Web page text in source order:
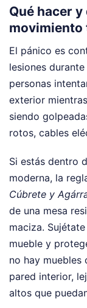
Qué hacer
movimiento
El pánico es
lesiones
personas
exterior
siendo
rotos, cables
Si estás dentro
moderna, la
Cúbrete y
de una mesa
maciza.
mueble y
no hay muebles
pared interior,
altos que